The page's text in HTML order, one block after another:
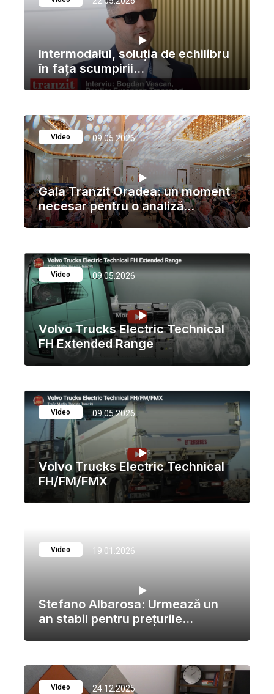
Intermodalul, soluția de echilibru
în fața scumpirii...
Video 09.05.2026
Gala Tranzit Oradea: un moment
necesar pentru o analiză...
Video 09.05.2026
Volvo Trucks Electric Technical
FH Extended Range
Video 09.05.2026
Volvo Trucks Electric Technical
FH/FM/FMX
Video 19.01.2026
Stefano Albarosa: Urmează un
an stabil pentru preţurile...
Video 24.12.2025